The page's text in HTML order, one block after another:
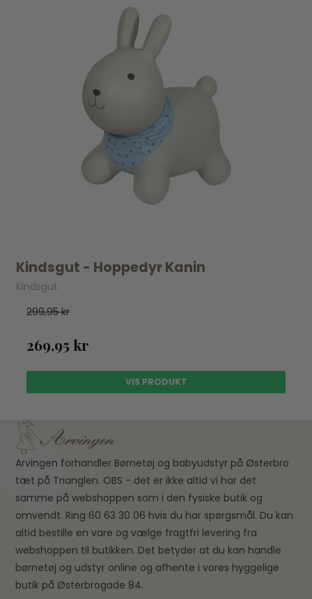
Kindsgut - Hoppedyr Kanin
Kindsgut
299,95 kr
269,95 kr
VIS PRODUKT
Arvingen forhandler Børnetøj og babyudstyr på Østerbro
tæt på Trianglen. OBS - det er ikke altid vi har det
samme på webshoppen som i den fysiske butik og
omvendt. Ring 60 63 30 06 hvis du har spørgsmål. Du kan
altid bestille en vare og vælge fragtfri levering fra
webshoppen til butikken. Det betyder at du kan handle
børnetøj og udstyr online og afhente i vores hyggelige
butik på Østerbrogade 84.